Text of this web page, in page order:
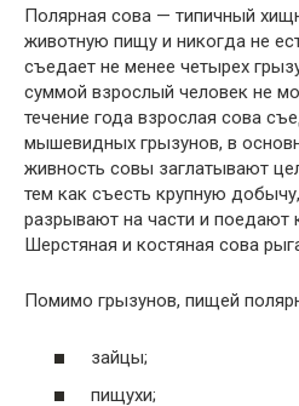
Полярная сова — типичный
животную пищу и никогда не
съедает не менее четырех
суммой взрослый человек не
течение года взрослая сова
мышевидных грызунов, в
живность совы заглатывают
тем как съесть крупную
разрывают на части и поедают
Шерстяная и костяная сова
Помимо грызунов, пищей
зайцы;
пищухи;